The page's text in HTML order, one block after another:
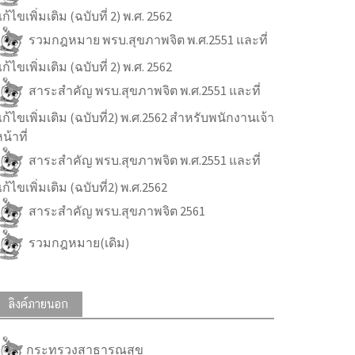
ไขเพิ่มเติม (ฉบับที่ 2) พ.ศ. 2562
รวมกฎหมาย พรบ.สุขภาพจิต พ.ศ.2551 และที่
ไขเพิ่มเติม (ฉบับที่ 2) พ.ศ. 2562
สาระสำคัญ พรบ.สุขภาพจิต พ.ศ.2551 และที่
ไขเพิ่มเติม (ฉบับที่2) พ.ศ.2562 สำหรับพนักงานเจ้า
น้าที่
สาระสำคัญ พรบ.สุขภาพจิต พ.ศ.2551 และที่
ไขเพิ่มเติม (ฉบับที่2) พ.ศ.2562
สาระสำคัญ พรบ.สุขภาพจิต 2561
รวมกฎหมาย(เดิม)
ลิงค์ภายนอก
กระทรวงสาธารณสุข